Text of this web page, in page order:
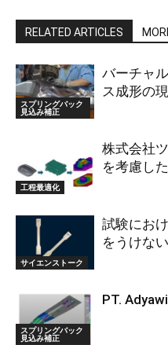
RELATED ARTICLES
スプリングバック
見込み補正
バーチャ
ス成形の
工程最適化
株式会社
を考慮し
サイエンストーク
試験にお
をうけな
スプリングバック
見込み補正
PT.